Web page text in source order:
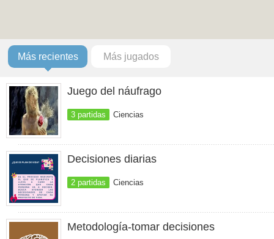
Más recientes Más jugados
Juego del náufrago
3 partidas Ciencias
Decisiones diarias
2 partidas Ciencias
Metodología-tomar decisiones